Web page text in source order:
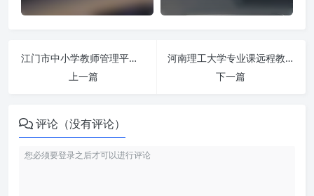
江门市中小学教师管理平台 https://jsgl.jiangmen.cn/#/login 课程学习无压力！教你高效刷题技巧
上一篇
河南理工大学专业课远程教育平台 http://lg.hnjxedu.org.cn/ 刷课也能轻松过！简单技巧大公开
下一篇
评论（没有评论）